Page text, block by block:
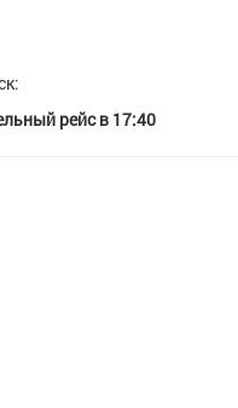
рейс в 17:40